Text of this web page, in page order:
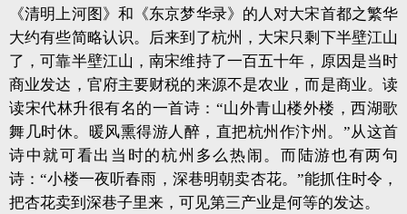
《清明上河图》和《东京梦华录》的人对大宋首都之繁华
大约有些简略认识。后来到了杭州，大宋只剩下半壁江山
了，可靠半壁江山，南宋维持了一百五十年，原因是当时
商业发达，官府主要财税的来源不是农业，而是商业。读
读宋代林升很有名的一首诗：“山外青山楼外楼，西湖歌
舞几时休。暖风熏得游人醉，直把杭州作汴州。”从这首
诗中就可看出当时的杭州多么热闹。而陆游也有两句
诗：“小楼一夜听春雨，深巷明朝卖杏花。”能抓住时令，
把杏花卖到深巷子里来，可见第三产业是何等的发达。